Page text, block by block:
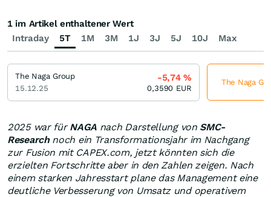
2025 war für NAGAnach Darstellung von SMC-
Researchnoch ein Transformationsjahr im Nachgang
zur Fusion mit CAPEX.com, jetzt könnten sich die
erzielten Fortschritte aber in den Zahlen zeigen. Nach
einem starken Jahresstart plane das Management eine
deutliche Verbesserung von Umsatz und operativem
Intraday 5T 1M 3M 1J 3J 5J 10J Max
1 im Artikel enthaltener Wert
The Naga Group
15.12.25
-5,74%
0,3590 EUR
The Naga